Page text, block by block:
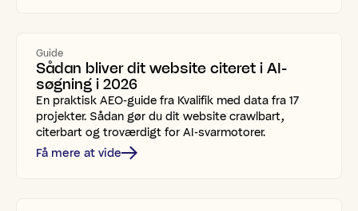
Guide
Sådan bliver dit website citeret i AI-
søgning i 2026
En praktisk AEO-guide fra Kvalifik med data fra 17
projekter. Sådan gør du dit website crawlbart,
citerbart og troværdigt for AI-svarmotorer.
Få mere at vide